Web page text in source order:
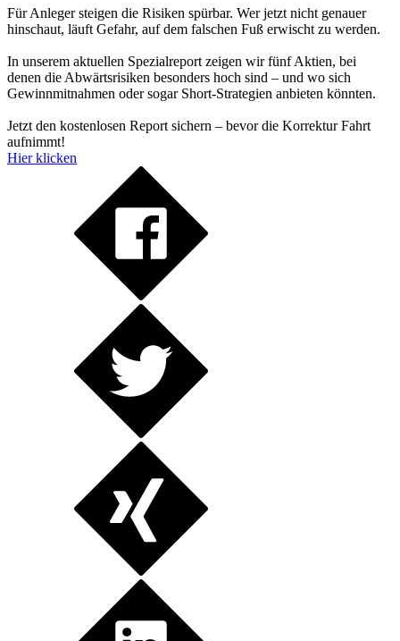
Für Anleger steigen die Risiken spürbar. Wer jetzt nicht genauer
hinschaut, läuft Gefahr, auf dem falschen Fuß erwischt zu werden.
In unserem aktuellen Spezialreport zeigen wir fünf Aktien, bei
denen die Abwärtsrisiken besonders hoch sind – und wo sich
Gewinnmitnahmen oder sogar Short-Strategien anbieten könnten.
Jetzt den kostenlosen Report sichern – bevor die Korrektur Fahrt
aufnimmt!
Hier klicken